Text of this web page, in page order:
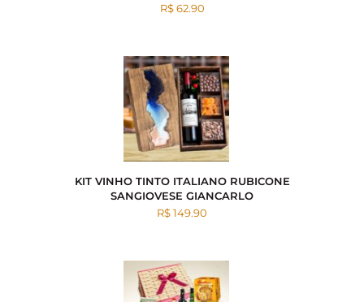
R$ 62.90
KIT VINHO TINTO ITALIANO RUBICONE
SANGIOVESE GIANCARLO
R$ 149.90